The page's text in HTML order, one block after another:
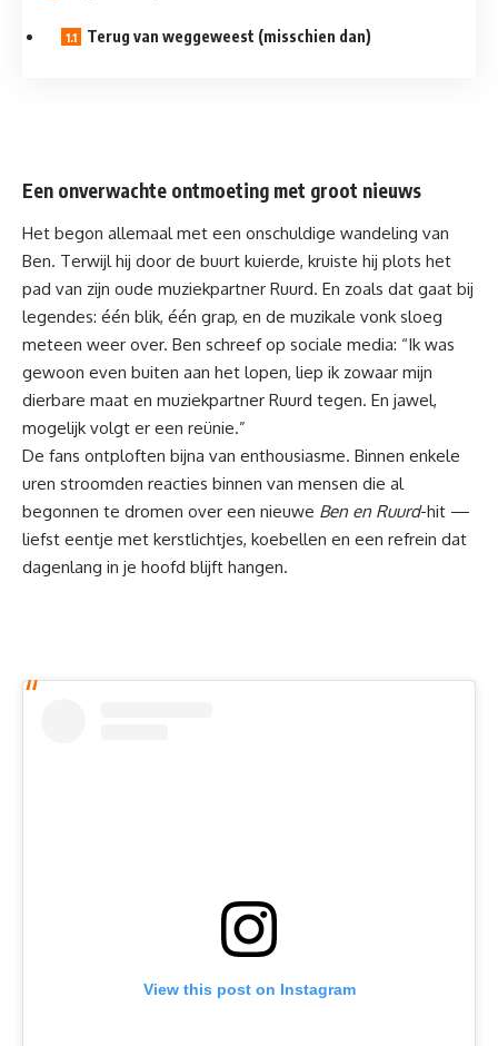
Terug van weggeweest (misschien dan)
Een onverwachte ontmoeting met groot nieuws
Het begon allemaal met een onschuldige wandeling van
Ben. Terwijl hij door de buurt kuierde, kruiste hij plots het
pad van zijn oude muziekpartner Ruurd. En zoals dat gaat bij
legendes: één blik, één grap, en de muzikale vonk sloeg
meteen weer over. Ben schreef op sociale media: “Ik was
gewoon even buiten aan het lopen, liep ik zowaar mijn
dierbare maat en muziekpartner Ruurd tegen. En jawel,
mogelijk volgt er een reünie.”
De fans ontploften bijna van enthousiasme. Binnen enkele
uren stroomden reacties binnen van mensen die al
begonnen te dromen over een nieuwe Ben en Ruurd-hit —
liefst eentje met kerstlichtjes, koebellen en een refrein dat
dagenlang in je hoofd blijft hangen.
View this post on Instagram